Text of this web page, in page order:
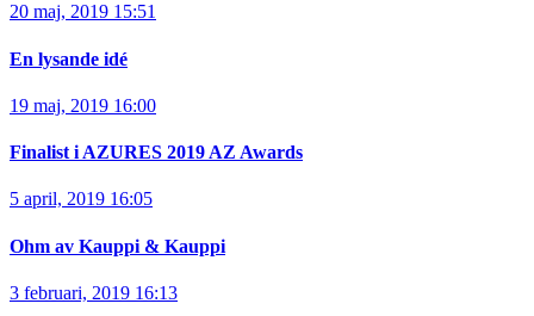
20 maj, 2019 15:51
En lysande idé
19 maj, 2019 16:00
Finalist i AZURES 2019 AZ Awards
5 april, 2019 16:05
Ohm av Kauppi & Kauppi
3 februari, 2019 16:13